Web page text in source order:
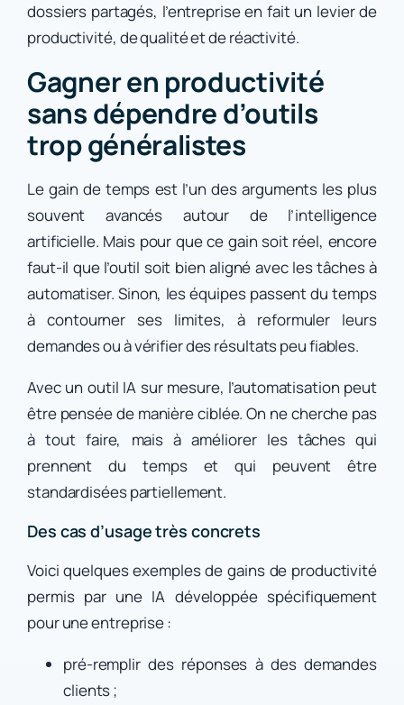
dossiers partagés, l’entreprise en fait un levier de
productivité, de qualité et de réactivité.
Gagner en productivité
sans dépendre d’outils
trop généralistes
Le gain de temps est l’un des arguments les plus
souvent avancés autour de l’intelligence
artificielle. Mais pour que ce gain soit réel, encore
faut-il que l’outil soit bien aligné avec les tâches à
automatiser. Sinon, les équipes passent du temps
à contourner ses limites, à reformuler leurs
demandes ou à vérifier des résultats peu fiables.
Avec un outil IA sur mesure, l’automatisation peut
être pensée de manière ciblée. On ne cherche pas
à tout faire, mais à améliorer les tâches qui
prennent du temps et qui peuvent être
standardisées partiellement.
Des cas d’usage très concrets
Voici quelques exemples de gains de productivité
permis par une IA développée spécifiquement
pour une entreprise :
pré-remplir des réponses à des demandes
clients ;